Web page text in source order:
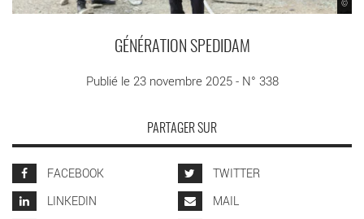
©
GÉNÉRATION SPEDIDAM
Publié le 23 novembre 2025 - N° 338
PARTAGER SUR
FACEBOOK
TWITTER
LINKEDIN
MAIL